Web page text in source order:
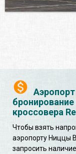
кроссовера
Чтобы взять
аэропорту Ниццы
запросить